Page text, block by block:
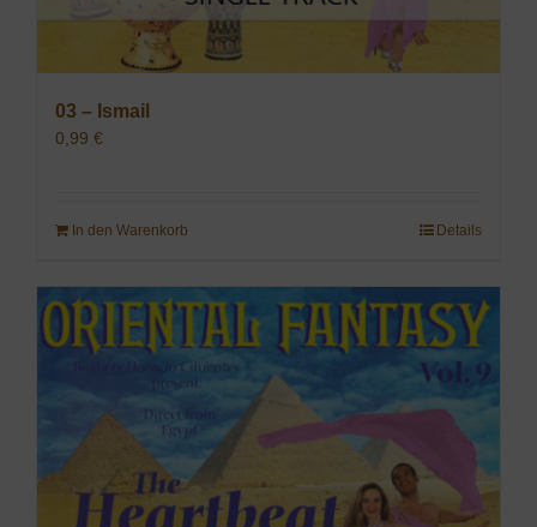
03 – Ismail
0,99 €
In den Warenkorb Details